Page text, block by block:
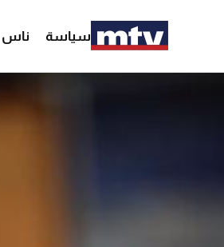
سياسة ناس